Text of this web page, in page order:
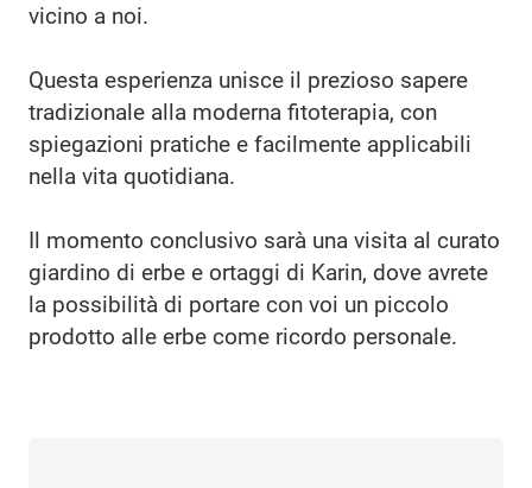
vicino a noi.
Questa esperienza unisce il prezioso sapere
tradizionale alla moderna fitoterapia, con
spiegazioni pratiche e facilmente applicabili
nella vita quotidiana.
Il momento conclusivo sarà una visita al curato
giardino di erbe e ortaggi di Karin, dove avrete
la possibilità di portare con voi un piccolo
prodotto alle erbe come ricordo personale.